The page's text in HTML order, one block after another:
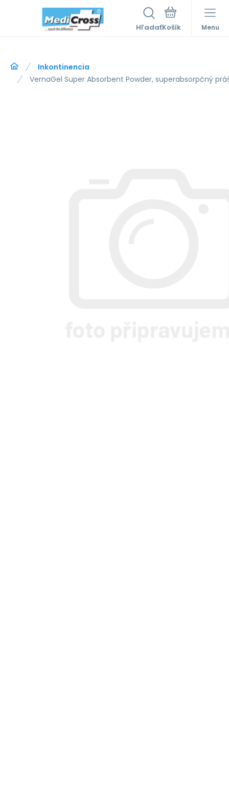
Hľadať Menu
Inkontinencia
VernaGel Super Absorbent Powder, superabsorpčný